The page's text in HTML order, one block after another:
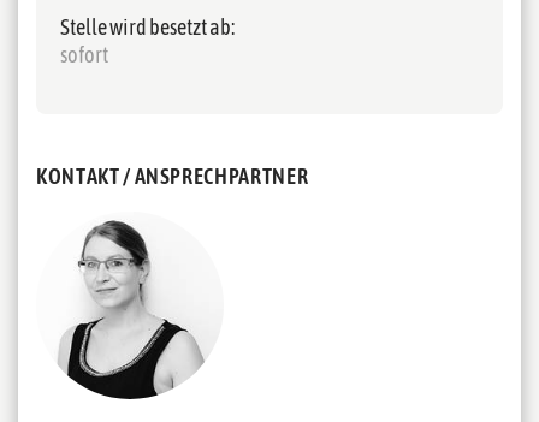
Stelle wird besetzt ab:
sofort
KONTAKT / ANSPRECHPARTNER